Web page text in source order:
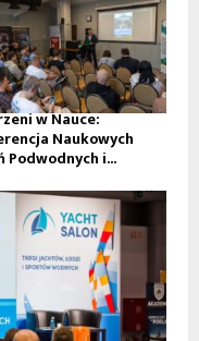
w Nauce:
Naukowych
Podwodnych i...